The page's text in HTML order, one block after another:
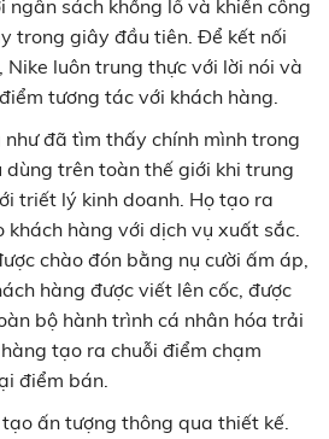
ngân sách khổng lồ và khiến công
trong giây đầu tiên. Để kết nối
Nike luôn trung thực với lời nói và
tương tác với khách hàng.
như đã tìm thấy chính mình trong
trên toàn thế giới khi trung
triết lý kinh doanh. Họ tạo ra
khách hàng với dịch vụ xuất sắc.
chào đón bằng nụ cười ấm áp,
hàng được viết lên cốc, được
bộ hành trình cá nhân hóa trải
tạo ra chuỗi điểm chạm
điểm bán.
ấn tượng thông qua thiết kế.